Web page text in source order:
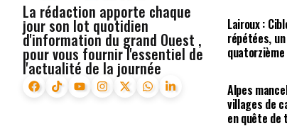
La rédaction apporte chaque
jour son lot quotidien
d'information du grand Ouest ,
pour vous fournir l'essentiel de
l'actualité de la journée
Lairoux :
répétées,
Alpes
villages de
en quête